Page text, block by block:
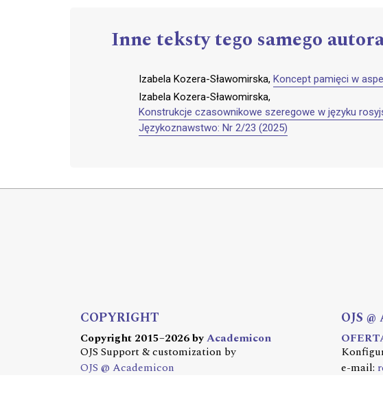
Inne teksty tego samego
Izabela Kozera-Sławomirska, Koncept pamięci w
Izabela Kozera-Sławomirska,
Konstrukcje czasownikowe szeregowe w języku
Językoznawstwo: Nr 2/23 (2025)
COPYRIGHT
Copyright 2015–2026 byAcademicon
OJS Support & customization by
OJS @ Academicon
OJS
e-mail: